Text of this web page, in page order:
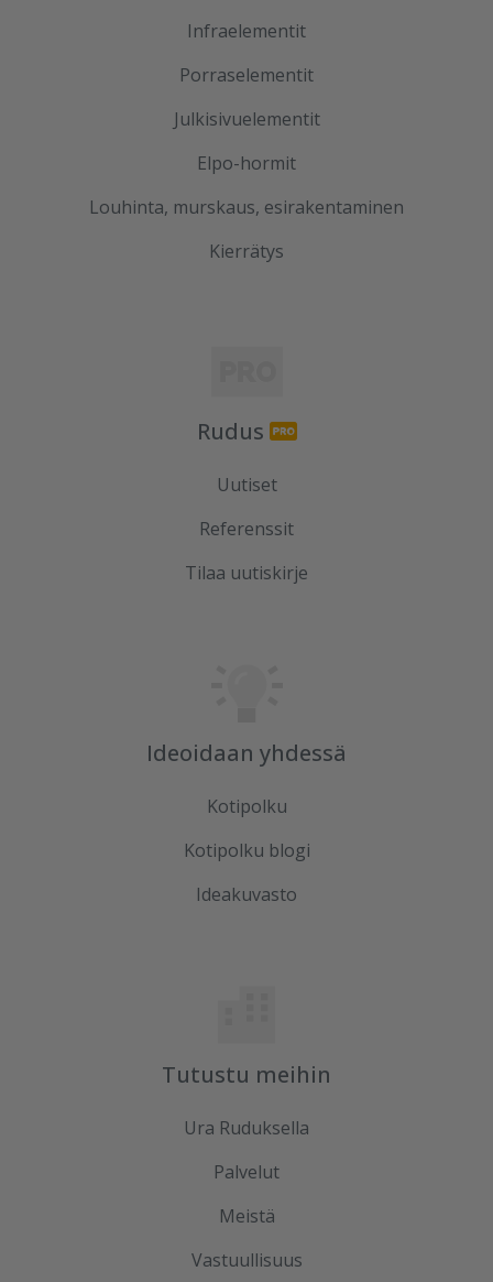
Infraelementit
Porraselementit
Julkisivuelementit
Elpo-hormit
Louhinta, murskaus, esirakentaminen
Kierrätys
Rudus
Uutiset
Referenssit
Tilaa uutiskirje
Ideoidaan yhdessä
Kotipolku
Kotipolku blogi
Ideakuvasto
Tutustu meihin
Ura Ruduksella
Palvelut
Meistä
Vastuullisuus